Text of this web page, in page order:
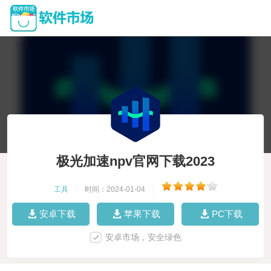
极光加速npv官网下载2023
工具 时间：2024-01-04
安卓下载 苹果下载 PC下载
安卓市场，安全绿色